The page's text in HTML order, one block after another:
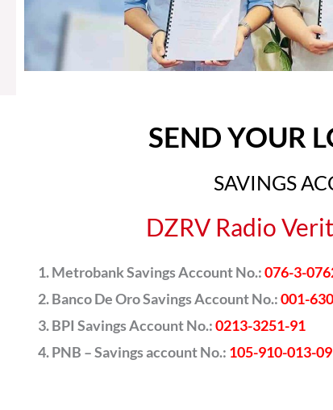
SEND YOUR
SAVINGS
DZRV Radio
Metrobank Savings Account No.:076-3-
Banco De Oro Savings Account No.:001-
BPI Savings Account No.:0213-3251-91
PNB – Savings account No.: 105-910-013-